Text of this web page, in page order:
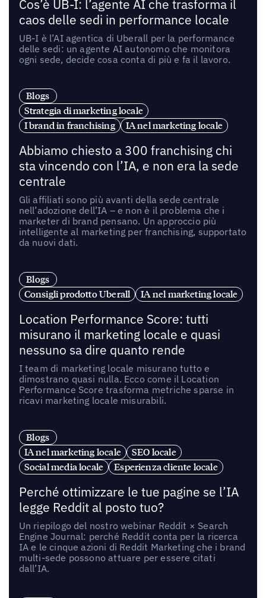
Cos’è UB-I: l’agente AI che trasforma il
caos delle sedi in performance locale
UB-I è l’AI agentica di Uberall per la performance
delle sedi: un agente AI autonomo che monitora
ogni sede, decide cosa conta di più e fa il lavoro.
Blogs
Strategia di marketing locale
I brand in franchising
IA nel marketing locale
Abbiamo chiesto a 300 franchising chi
sta vincendo con l’IA, e non era la sede
centrale
Gli affiliati sono più avanti della sede centrale
nell’adozione dell’IA – e non è il problema che i
marketer di brand pensano. Un approccio più
intelligente al marketing per franchising, supportato
da nuovi dati.
Blogs
Consigli prodotto Uberall
IA nel marketing locale
Location Performance Score: tutti
misurano il marketing locale e quasi
nessuno sa dire quanto rende
I team di marketing locale misurano tutto e
dimostrano quasi nulla. Ecco come il Location
Performance Score trasforma metriche sparse in
ricavi marketing locale misurabili.
Blogs
IA nel marketing locale
SEO locale
Social media locale
Esperienza cliente locale
Perché ottimizzare le tue pagine se l’IA
legge Reddit al posto tuo?
Un riepilogo del nostro webinar Reddit × Search
Engine Journal: perché Reddit conta per la ricerca
IA e le cinque azioni di Reddit Marketing che i brand
multi-sede possono attuare per essere citati
dall’IA.